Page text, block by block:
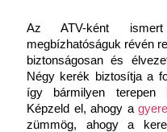
Az ATV-ként
megbízhatóságuk révén
biztonságosan és
Négy kerék biztosítja a
így bármilyen terepen
Képzeld el, ahogy a
zümmög, ahogy a